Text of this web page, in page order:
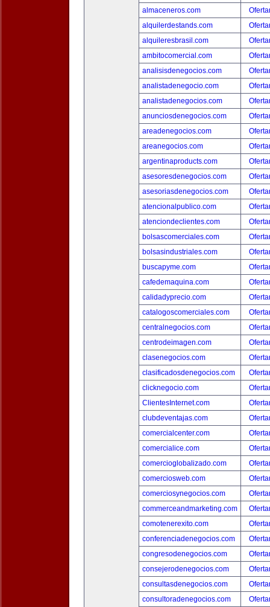
almaceneros.com
alquilerdestands.com
alquileresbrasil.com
ambitocomercial.com
analisisdenegocios.com
analistadenegocio.com
analistadenegocios.com
anunciosdenegocios.com
areadenegocios.com
areanegocios.com
argentinaproducts.com
asesoresdenegocios.com
asesoriasdenegocios.com
atencionalpublico.com
atenciondeclientes.com
bolsascomerciales.com
bolsasindustriales.com
buscapyme.com
cafedemaquina.com
calidadyprecio.com
catalogoscomerciales.com
centralnegocios.com
centrodeimagen.com
clasenegocios.com
clasificadosdenegocios.com
clicknegocio.com
ClientesInternet.com
clubdeventajas.com
comercialcenter.com
comercialice.com
comercioglobalizado.com
comerciosweb.com
comerciosynegocios.com
commerceandmarketing.com
comotenerexito.com
conferenciadenegocios.com
congresodenegocios.com
consejerodenegocios.com
consultasdenegocios.com
consultoradenegocios.com